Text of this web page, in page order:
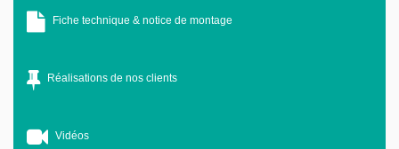
Fiche technique & notice de montage
Réalisations de nos clients
Vidéos